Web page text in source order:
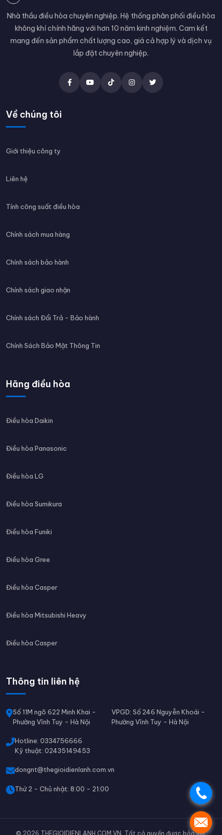
.
.
Nhà thầu điều hòa chuyên nghiệp. Hệ thống phân phối điều hòa
không khí chính hãng với hơn 10 năm kinh nghiệm. Cam kết
mang đến sản phẩm chất lượng cao, giá cả hợp lý và dịch vụ
lắp đặt chuyên nghiệp.
Về chúng tôi
Giới thiệu công ty
Liên hệ
Tính công suất điều hòa
Chính sách mua hàng
Chính sách bảo hành
Chính sách giao nhận
Chính sách Đổi Trả - Bảo hành
Chính Sách Bảo Mật Thông Tin
Hãng điều hòa
Điều hòa Daikin
Điều hòa Panasonic
Điều hòa LG
Điều hòa Sumikura
Điều hòa Funiki
Điều hòa Gree
Điều hòa Casper
Điều hòa Mitsubishi Heavy
Điều hòa Casper
Thông tin liên hệ
Số 11M ngõ 622 Minh Khai -
Phường Vĩnh Tuy - Hà Nội
VPGD: Số 246 Nguyễn Khoái -
Phường Vĩnh Tuy - Hà Nội
Hotline: 0334756666
Kỹ thuật: 02435149453
dongnt@thegioidienlanh.com.vn
Thứ 2 - Chủ nhật: 8:00 - 21:00
© 2026 THEGIOIDIENLANH.COM.VN. Tất cả quyền được bảo lưu.